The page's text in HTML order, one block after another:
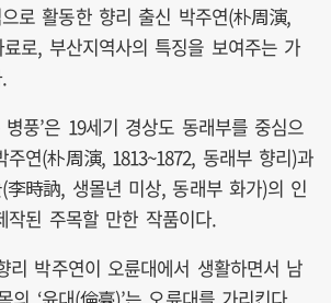
로 활동한 향리 출신 박주연(朴周演,
료로, 부산지역사의 특징을 보여주는 가
병풍’은 19세기 경상도 동래부를 중심으
연(朴周演, 1813~1872, 동래부 향리)과
李時訥, 생몰년 미상, 동래부 화가)의 인
작된 주목할 만한 작품이다.
리 박주연이 오륜대에서 생활하면서 남